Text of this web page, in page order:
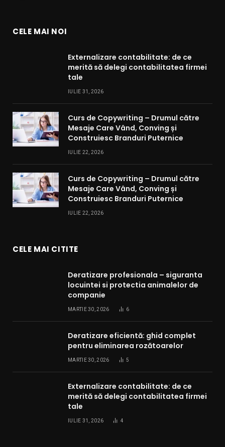
CELE MAI NOI
Externalizare contabilitate: de ce
merită să delegi contabilitatea firmei
tale
IULIE 31, 2026
Curs de Copywriting – Drumul către
Mesaje Care Vând, Conving și
Construiesc Branduri Puternice
IULIE 22, 2026
Curs de Copywriting – Drumul către
Mesaje Care Vând, Conving și
Construiesc Branduri Puternice
IULIE 22, 2026
CELE MAI CITITE
Deratizare profesionala – siguranta
locuintei si protectia animalelor de
companie
MARTIE 30, 2026 6
Deratizare eficientă: ghid complet
pentru eliminarea rozătoarelor
MARTIE 30, 2026 5
Externalizare contabilitate: de ce
merită să delegi contabilitatea firmei
tale
IULIE 31, 2026 4